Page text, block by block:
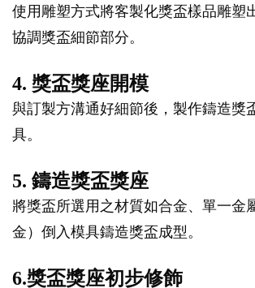
使用雕塑方式將客製化獎盃樣品雕塑
協調獎盃細節部分。
4. 獎盃獎座開模
與訂製方溝通好細節後，製作鑄造獎
具。
5. 鑄造獎盃獎座
將獎盃所選用之材質如合金、單一金
金）倒入模具鑄造獎盃成型。
6.獎盃獎座初步修飾